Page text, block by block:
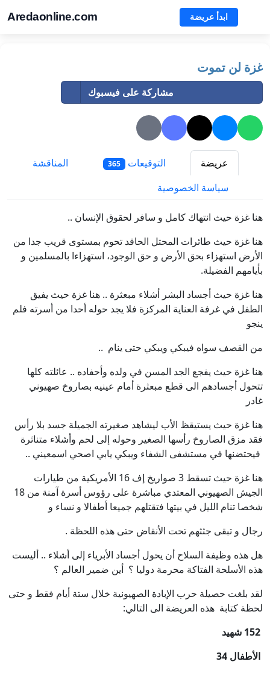
Aredaonline.com ابدأ عريضة
غزة لن تموت
مشاركة على فيسبوك
عريضة التوقيعات 365
المناقشة
سياسة الخصوصية
هنا غزة حيث انتهاك كامل و سافر لحقوق الإنسان ..
هنا غزة حيث طائرات المحتل الحاقد تحوم بمستوى قريب جدا من
الأرض استهزاء بحق الأرض و حق الوجود، استهزاءا بالمسلمين و
بأيامهم الفضيلة.
هنا غزة حيث أجساد البشر أشلاء مبعثرة .. هنا غزة حيث يفيق
الطفل في غرفة العناية المركزة فلا يجد حوله أحدا من أسرته فلم
ينجو
من القصف سواه فيبكي ويبكي حتى ينام ..
هنا غزة حيث يفجع الجد المسن في ولده وأحفاده .. عائلته كلها
تتحول أجسادهم الى قطع مبعثرة أمام عينيه بصاروخ صهيوني
غادر
هنا غزة حيث يستيقظ الأب ليشاهد صغيرته الجميلة جسد بلا رأس
فقد مزق الصاروخ رأسها الصغير وحوله إلى لحم وأشلاء متناثرة
فيحتضنها في مستشفى الشفاء ويبكي يابي اصحي اسمعيني ..
هنا غزة حيث تسقط 3 صواريخ إف 16 الأمريكية من طيارات
الجيش الصهيوني المعتدي مباشرة على رؤوس أسرة آمنة من 18
شخصا تنام الليل في بيتها فتقتلهم جميعا أطفالا و نساء و
رجال و تبقى جثثهم تحت الأنقاض حتى هذه اللحظة .
هل هذه وظيفة السلاح أن يحول أجساد الأبرياء إلى أشلاء .. أليست
هذه الأسلحة الفتاكة محرمة دوليا ؟ أين ضمير العالم ؟
لقد بلغت حصيلة حرب الإبادة الصهيونية خلال ستة أيام فقط و حتى
لحظة كتابة هذه العريضة الى التالي:
الأطفال 34